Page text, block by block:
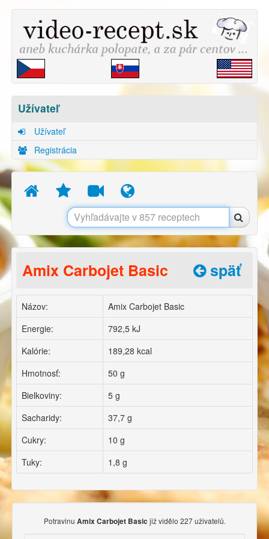
Užívateľ
Užívateľ
Registrácia
Amix Carbojet Basic späť
Názov:
Amix Carbojet Basic
Energie:
792,5 kJ
Kalórie:
189,28 kcal
Hmotnosť:
50 g
Bielkoviny:
5 g
Sacharidy:
37,7 g
Cukry:
10 g
Tuky:
1,8 g
Potravinu Amix Carbojet Basic již vidělo 227 uživatelů.